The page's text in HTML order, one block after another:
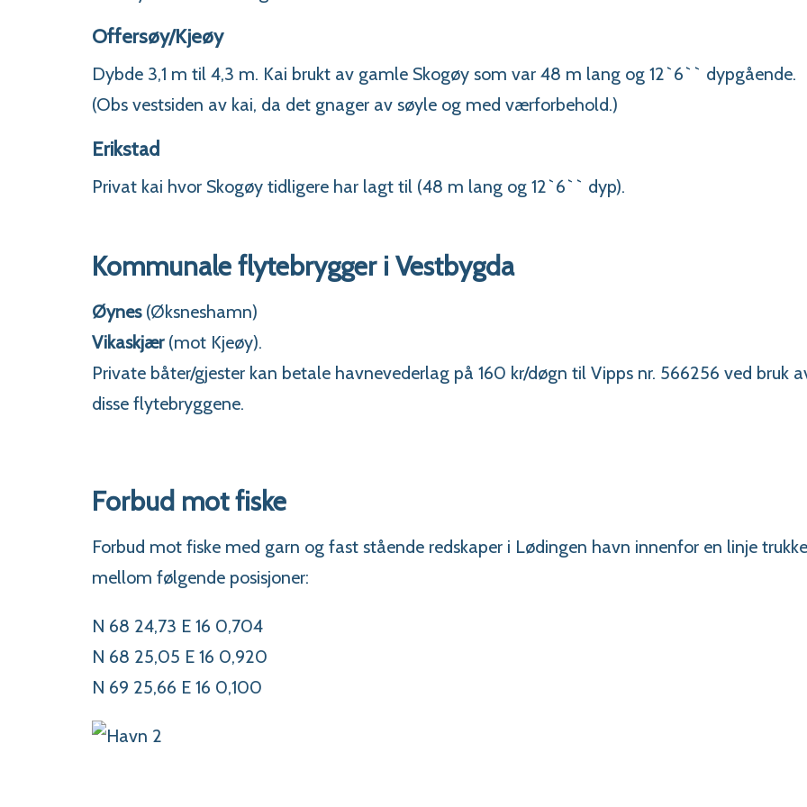
Offersøy/Kjeøy
Dybde 3,1 m til 4,3 m. Kai brukt av gamle Skogøy som var 48 m lang og 12`6`` dypgående.
(Obs vestsiden av kai, da det gnager av søyle og med værforbehold.)
Erikstad
Privat kai hvor Skogøy tidligere har lagt til (48 m lang og 12`6`` dyp).
Kommunale flytebrygger i Vestbygda
Øynes (Øksneshamn)
Vikaskjær (mot Kjeøy).
Private båter/gjester kan betale havnevederlag på 160 kr/døgn til Vipps nr. 566256 ved bruk
disse flytebryggene.
Forbud mot fiske
Forbud mot fiske med garn og fast stående redskaper i Lødingen havn innenfor en linje
mellom følgende posisjoner:
N 68 24,73 E 16 0,704
N 68 25,05 E 16 0,920
N 69 25,66 E 16 0,100